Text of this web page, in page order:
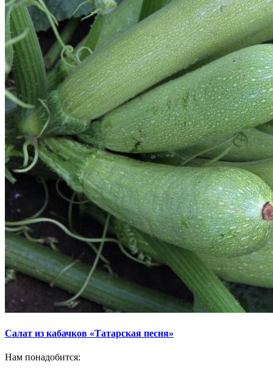
Салат из кабачков «Татарская песня»
Нам понадобится: